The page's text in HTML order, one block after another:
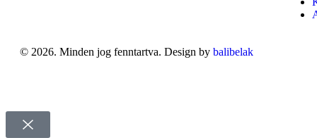
© 2026. Minden jog fenntartva. Design by balibelak